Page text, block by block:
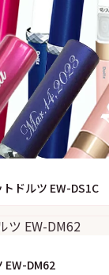
ドルツ EW-DS1C
EW-DM62